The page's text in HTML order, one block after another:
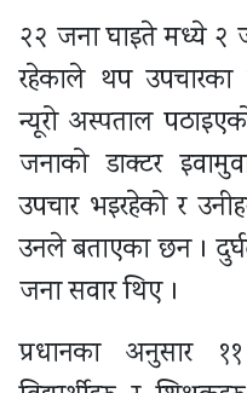
२२ जना घाइते मध्ये २
रहेकाले थप उपचारका
न्यूरो अस्पताल
जनाको डाक्टर
उपचार भइरहेको र
उनले बताएका छन ।
जना सवार थिए ।
प्रधानका अनुसार